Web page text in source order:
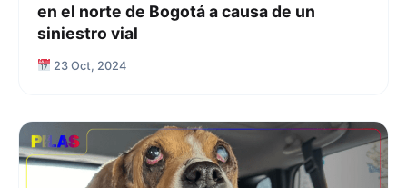
en el norte de Bogotá a causa de un
siniestro vial
23 Oct, 2024